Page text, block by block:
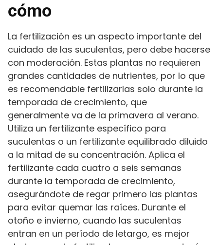
cómo
La fertilización es un aspecto importante del
cuidado de las suculentas, pero debe hacerse
con moderación. Estas plantas no requieren
grandes cantidades de nutrientes, por lo que
es recomendable fertilizarlas solo durante la
temporada de crecimiento, que
generalmente va de la primavera al verano.
Utiliza un fertilizante específico para
suculentas o un fertilizante equilibrado diluido
a la mitad de su concentración. Aplica el
fertilizante cada cuatro a seis semanas
durante la temporada de crecimiento,
asegurándote de regar primero las plantas
para evitar quemar las raíces. Durante el
otoño e invierno, cuando las suculentas
entran en un período de letargo, es mejor